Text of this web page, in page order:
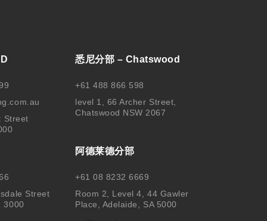
Street
悉尼分部 – Chatswood
+61 488 866 598
level 1, 66 Archer Street,
Chatswood NSW 2067
Street
3000
阿德莱德分部
+61 08 8232 6669
Room 2, Level 4, 44 Gawler
Place, Adelaide, SA 5000